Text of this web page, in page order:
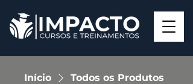
Início
Todos os Produtos